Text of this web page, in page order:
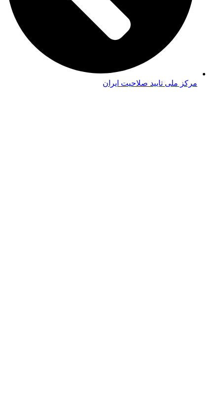
مرکز ملی تایید صلاحیت ایران